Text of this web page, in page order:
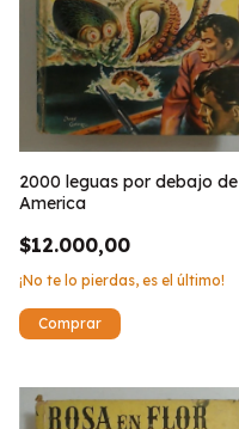
2000 leguas por debajo de
America
$12.000,00
¡No te lo pierdas, es el último!